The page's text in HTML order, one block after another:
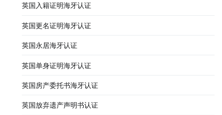
英国入籍证明海牙认证
英国更名证明海牙认证
英国永居海牙认证
英国单身证明海牙认证
英国房产委托书海牙认证
英国放弃遗产声明书认证